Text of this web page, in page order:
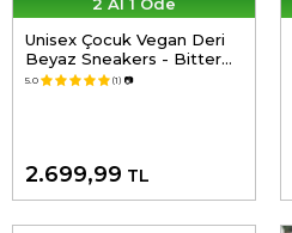
Unisex Çocuk Vegan Deri
Beyaz Sneakers - Bitter
Sweet Winter Tasarım
5.0 (1) 📷
2.699,99 TL